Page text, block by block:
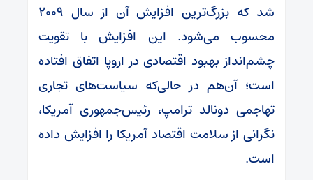
شد که بزرگ‌ترین افزایش آن از سال ۲۰۰۹
محسوب می‌شود. این افزایش با تقویت
چشم‌انداز بهبود اقتصادی در اروپا اتفاق افتاده
است؛ آن‌هم در حالی‌که سیاست‌های تجاری
تهاجمی دونالد ترامپ، رئیس‌جمهوری آمریکا،
نگرانی از سلامت اقتصاد آمریکا را افزایش داده
است.